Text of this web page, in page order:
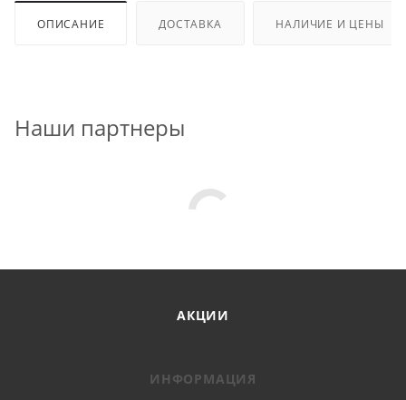
ОПИСАНИЕ ДОСТАВКА НАЛИЧИЕ И ЦЕНЫ
Наши партнеры
АКЦИИ
ИНФОРМАЦИЯ